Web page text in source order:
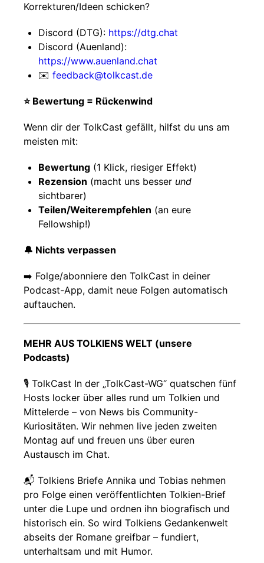
Korrekturen/Ideen schicken?
Discord (DTG): https://dtg.chat
Discord (Auenland):
https://www.auenland.chat
✉️ feedback@tolkcast.de
⭐️ Bewertung = Rückenwind
Wenn dir der TolkCast gefällt, hilfst du uns am
meisten mit:
Bewertung (1 Klick, riesiger Effekt)
Rezension (macht uns besser und
sichtbarer)
Teilen/Weiterempfehlen (an eure
Fellowship!)
🔔 Nichts verpassen
➡️ Folge/abonniere den TolkCast in deiner
Podcast-App, damit neue Folgen automatisch
auftauchen.
MEHR AUS TOLKIENS WELT (unsere
Podcasts)
🎙️ TolkCast In der „TolkCast-WG“ quatschen fünf
Hosts locker über alles rund um Tolkien und
Mittelerde – von News bis Community-
Kuriositäten. Wir nehmen live jeden zweiten
Montag auf und freuen uns über euren
Austausch im Chat.
📬 Tolkiens Briefe Annika und Tobias nehmen
pro Folge einen veröffentlichten Tolkien-Brief
unter die Lupe und ordnen ihn biografisch und
historisch ein. So wird Tolkiens Gedankenwelt
abseits der Romane greifbar – fundiert,
unterhaltsam und mit Humor.